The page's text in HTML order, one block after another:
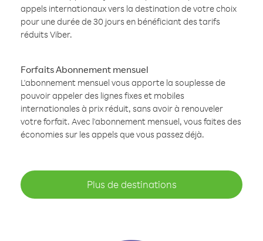
appels internationaux vers la destination de votre choix
pour une durée de 30 jours en bénéficiant des tarifs
réduits Viber.
Forfaits Abonnement mensuel
L'abonnement mensuel vous apporte la souplesse de
pouvoir appeler des lignes fixes et mobiles
internationales à prix réduit, sans avoir à renouveler
votre forfait. Avec l'abonnement mensuel, vous faites des
économies sur les appels que vous passez déjà.
Plus de destinations